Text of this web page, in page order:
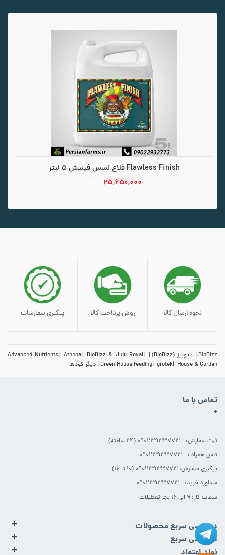
Flawless Finish فلاع لسس فینیش 5 لیتر
۲۵,۶۵۰,۰۰۰
افزودن به سبد خرید
نحوه ارسال کالا روش پرداخت کالا پیگیری سفارشات
BioBizz بایوبیز (BioBizz) Advanced Nutrients Athena
BioBizz & Juju Royal
Green House feeding grotek House & Garden دیگر کودها
تماس با ما
+
ثبت سفارش: 09023933773 (۲۴ ساعته)
تلفن همراه : 09023933773
پیگیری سفارش: 09023933773 (۱۰ تا ۱۶)
مشاوره خرید: 09023933773
ساعات کار: ۹ الی ۱۶ بجز تعطیلات
دسترسی سریع محصولات +
دسترسی سریع +
+